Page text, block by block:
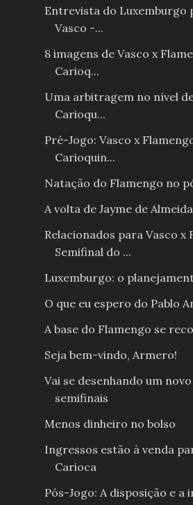
Entrevista do
Vasco -...
8 imagens de Vasco x
Carioq...
Uma arbitragem no nível
Carioqu...
Pré-Jogo: Vasco x
Carioquin...
Natação do Flamengo no
A volta de Jayme de Almeida
Relacionados para Vasco x
Semifinal do ...
Luxemburgo: o
O que eu espero do Pablo
A base do Flamengo se
Seja bem-vindo, Armero!
Vai se desenhando um
semifinais
Menos dinheiro no bolso
Ingressos estão à venda
Carioca
Pós-Jogo: A disposição e a